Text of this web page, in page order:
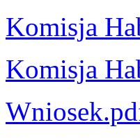
Komisja
Komisja